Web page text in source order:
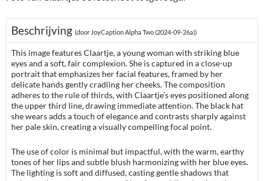
Beschrijving (door JoyCaption Alpha Two (2024-09-26a))
This image features Claartje, a young woman with striking blue
eyes and a soft, fair complexion. She is captured in a close-up
portrait that emphasizes her facial features, framed by her
delicate hands gently cradling her cheeks. The composition
adheres to the rule of thirds, with Claartje’s eyes positioned along
the upper third line, drawing immediate attention. The black hat
she wears adds a touch of elegance and contrasts sharply against
her pale skin, creating a visually compelling focal point.
The use of color is minimal but impactful, with the warm, earthy
tones of her lips and subtle blush harmonizing with her blue eyes.
The lighting is soft and diffused, casting gentle shadows that